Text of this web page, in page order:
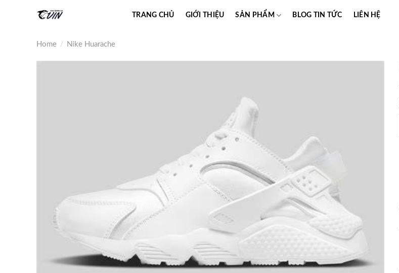
TRANG CHỦ GIỚI THIỆU SẢN PHẨM BLOG TIN TỨC LIÊN HỆ
Home / Nike Huarache